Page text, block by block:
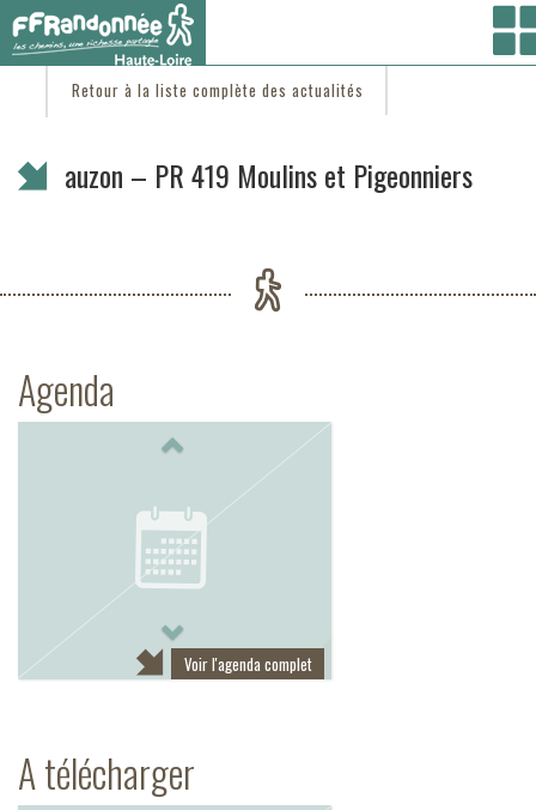
Vous êtes ici :Accueil/C'est d'actu
Retour à la liste complète des actualités
auzon – PR 419 Moulins et Pigeonniers
Agenda
Voir l'agenda complet
A télécharger